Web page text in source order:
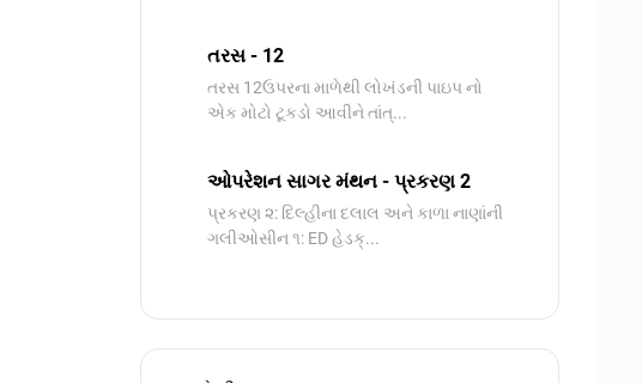
તરસ - 12
તરસ 12ઉપરના માળેથી લોખંડની પાઇપ નો
એક મોટો ટૂકડો આવીને તાંત્...
ઓપરેશન સાગર મંથન - પ્રકરણ 2
પ્રકરણ ૨: દિલ્હીના દલાલ અને કાળા નાણાંની
ગલીઓસીન ૧: ED હેડક્...